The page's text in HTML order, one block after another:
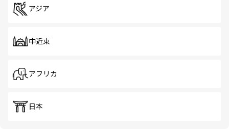
アジア
中近東
アフリカ
日本